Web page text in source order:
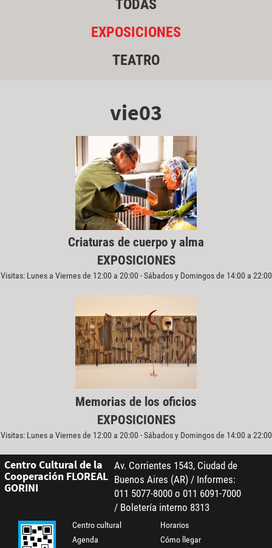
TODAS
EXPOSICIONES
TEATRO
vie03
Criaturas de cuerpo y alma
EXPOSICIONES
Visitas: Lunes a Viernes de 12:00 a 20:00 - Sábados y Domingos de 14:00 a 22:00
Memorias de los oficios
EXPOSICIONES
Visitas: Lunes a Viernes de 12:00 a 20:00 - Sábados y Domingos de 14:00 a 22:00
Centro Cultural de la
Cooperación FLOREAL
GORINI
Av. Corrientes 1543, Ciudad de
Buenos Aires (AR) / Informes:
011 5077-8000 o 011 6091-7000
/ Boletería interno 8313
Centro cultural
Agenda
Horarios
Cómo llegar